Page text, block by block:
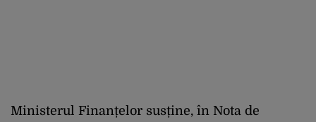
Ministerul Finanțelor susține, în Nota de